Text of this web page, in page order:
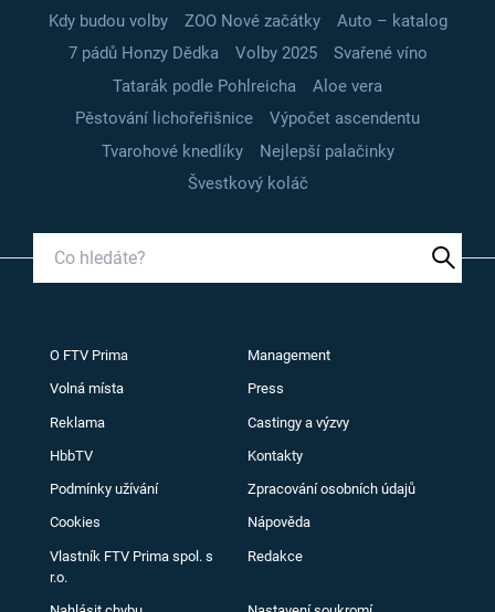
Kdy budou volby
ZOO Nové začátky
Auto – katalog
7 pádů Honzy Dědka
Volby 2025
Svařené víno
Tatarák podle Pohlreicha
Aloe vera
Pěstování lichořeřišnice
Výpočet ascendentu
Tvarohové knedlíky
Nejlepší palačinky
Švestkový koláč
O FTV Prima Management
Volná místa Press
Reklama Castingy a výzvy
HbbTV Kontakty
Podmínky užívání Zpracování osobních údajů
Cookies Nápověda
Vlastník FTV Prima spol. s
r.o.
Redakce